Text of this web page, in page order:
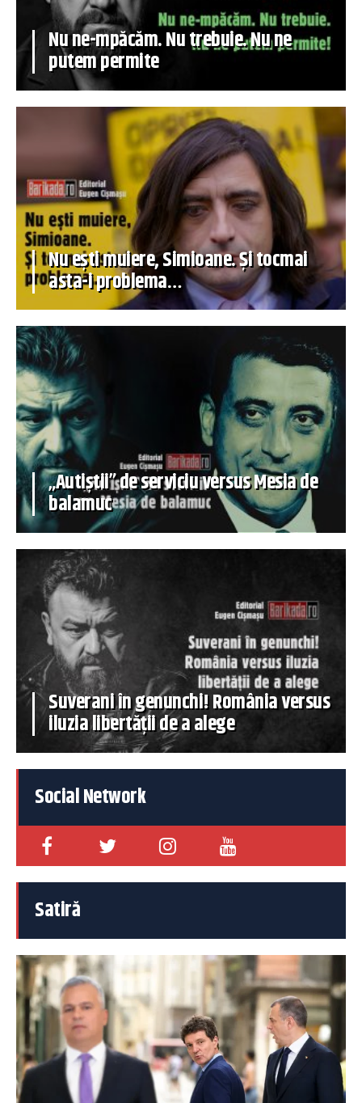
Nu ne-mpăcăm. Nu trebuie. Nu ne
putem permite
Nu ești muiere, Simioane. Și tocmai
asta-i problema…
„Autiștii” de serviciu versus Mesia de
balamuc
Suverani în genunchi! România versus
iluzia libertății de a alege
Social Network
Satiră